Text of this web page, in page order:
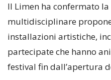
Il Limen ha confermato
multidisciplinare
installazioni artistiche,
partecipate che hanno
festival fin dall’apertura